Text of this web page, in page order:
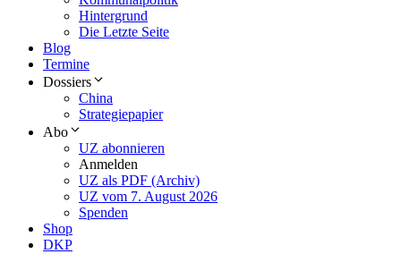
Hintergrund
Die Letzte Seite
Blog
Termine
Dossiers
China
Strategiepapier
Abo
UZ abonnieren
Anmelden
UZ als PDF (Archiv)
UZ vom 7. August 2026
Spenden
Shop
DKP